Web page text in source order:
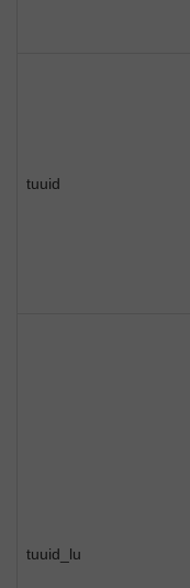
tuuid
tuuid_lu